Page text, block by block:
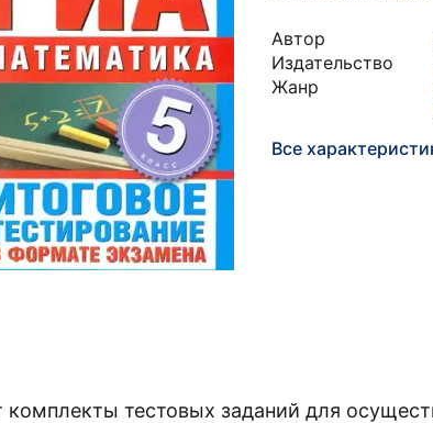
Автор
Издательство
Жанр
Все
тестовых заданий для